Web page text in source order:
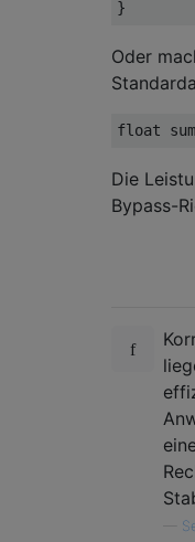
}
Oder
float sum
Die
Bypass-